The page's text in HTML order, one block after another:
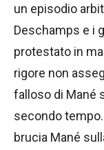
un episodio
Deschamps e i
protestato in
rigore non
falloso di Mané
secondo
brucia Mané